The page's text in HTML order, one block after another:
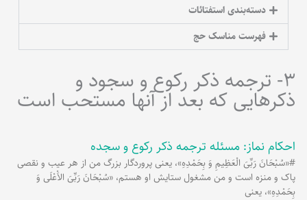
دسته‌بندی استفتائات
فهرست مناسک حج
3- ترجمه ذکر رکوع و سجود و
ذکرهایی که بعد از آنها مستحب است
احکام نماز: مسئله ترجمه ذکر رکوع و سجده
#«سُبْحَانَ رَبِّیَ الْعَظِیمِ وَ بِحَمْدِهِ»، یعنی پروردگار بزرگ من از هر عیب و نقصی
پاک و منزه است و من مشغول ستایش او هستم، «سُبْحَانَ رَبِّیَ الاَْعْلَی وَ
بِحَمْدِهِ»، یعنی